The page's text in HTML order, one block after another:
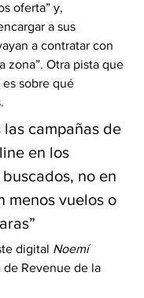
oferta” y,
a sus
a contratar con
zona”. Otra pista que
es sobre qué
las campañas de
en los
no en
menos vuelos o
digital Noemí
de Revenue de la